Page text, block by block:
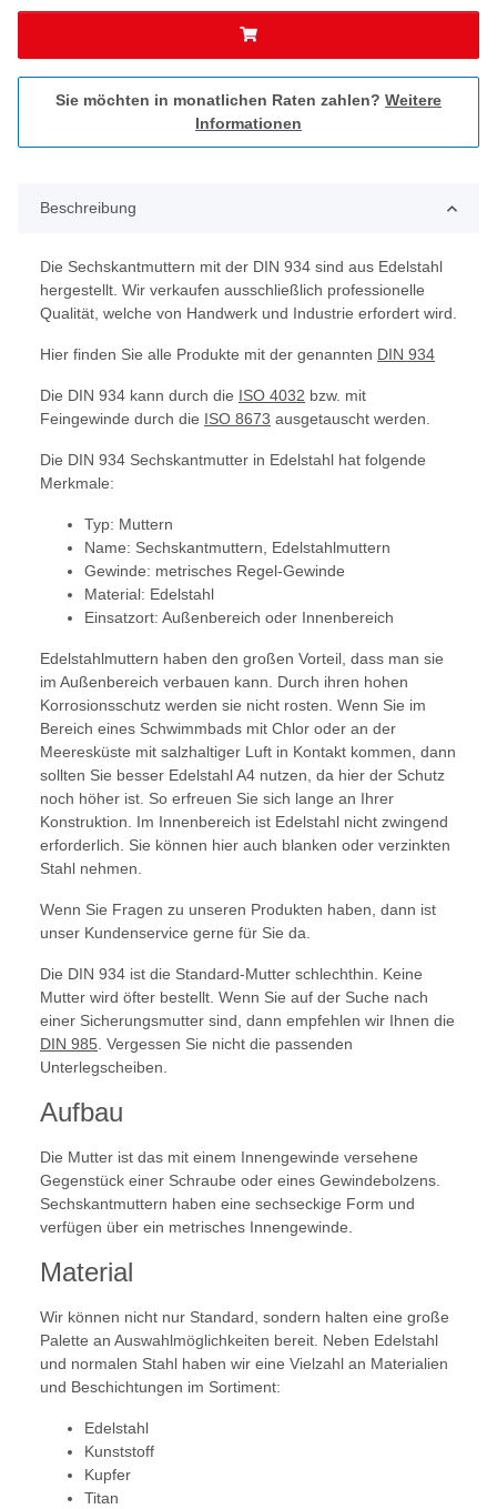
Sie möchten in monatlichen Raten zahlen? Weitere
Informationen
Beschreibung
Die Sechskantmuttern mit der DIN 934 sind aus Edelstahl
hergestellt. Wir verkaufen ausschließlich professionelle
Qualität, welche von Handwerk und Industrie erfordert wird.
Hier finden Sie alle Produkte mit der genannten DIN 934
Die DIN 934 kann durch die ISO 4032 bzw. mit
Feingewinde durch die ISO 8673 ausgetauscht werden.
Die DIN 934 Sechskantmutter in Edelstahl hat folgende
Merkmale:
Typ: Muttern
Name: Sechskantmuttern, Edelstahlmuttern
Gewinde: metrisches Regel-Gewinde
Material: Edelstahl
Einsatzort: Außenbereich oder Innenbereich
Edelstahlmuttern haben den großen Vorteil, dass man sie
im Außenbereich verbauen kann. Durch ihren hohen
Korrosionsschutz werden sie nicht rosten. Wenn Sie im
Bereich eines Schwimmbads mit Chlor oder an der
Meeresküste mit salzhaltiger Luft in Kontakt kommen, dann
sollten Sie besser Edelstahl A4 nutzen, da hier der Schutz
noch höher ist. So erfreuen Sie sich lange an Ihrer
Konstruktion. Im Innenbereich ist Edelstahl nicht zwingend
erforderlich. Sie können hier auch blanken oder verzinkten
Stahl nehmen.
Wenn Sie Fragen zu unseren Produkten haben, dann ist
unser Kundenservice gerne für Sie da.
Die DIN 934 ist die Standard-Mutter schlechthin. Keine
Mutter wird öfter bestellt. Wenn Sie auf der Suche nach
einer Sicherungsmutter sind, dann empfehlen wir Ihnen die
DIN 985 . Vergessen Sie nicht die passenden
Unterlegscheiben.
Aufbau
Die Mutter ist das mit einem Innengewinde versehene
Gegenstück einer Schraube oder eines Gewindebolzens.
Sechskantmuttern haben eine sechseckige Form und
verfügen über ein metrisches Innengewinde.
Material
Wir können nicht nur Standard, sondern halten eine große
Palette an Auswahlmöglichkeiten bereit. Neben Edelstahl
und normalen Stahl haben wir eine Vielzahl an Materialien
und Beschichtungen im Sortiment:
Edelstahl
Kunststoff
Kupfer
Titan